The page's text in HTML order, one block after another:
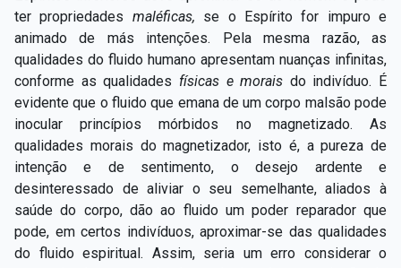
ter propriedades maléficas, se o Espírito for impuro e
animado de más intenções. Pela mesma razão, as
qualidades do fluido humano apresentam nuanças infinitas,
conforme as qualidades físicas e morais do indivíduo. É
evidente que o fluido que emana de um corpo malsão pode
inocular princípios mórbidos no magnetizado. As
qualidades morais do magnetizador, isto é, a pureza de
intenção e de sentimento, o desejo ardente e
desinteressado de aliviar o seu semelhante, aliados à
saúde do corpo, dão ao fluido um poder reparador que
pode, em certos indivíduos, aproximar-se das qualidades
do fluido espiritual. Assim, seria um erro considerar o